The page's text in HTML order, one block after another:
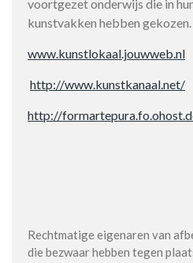
voortgezet onderwijs die in
kunstvakken hebben gekozen.
www.kunstlokaal.jouwweb.nl
http://www.kunstkanaal.net/
http://
Rechtmatige eigenaren van
die bezwaar hebben tegen